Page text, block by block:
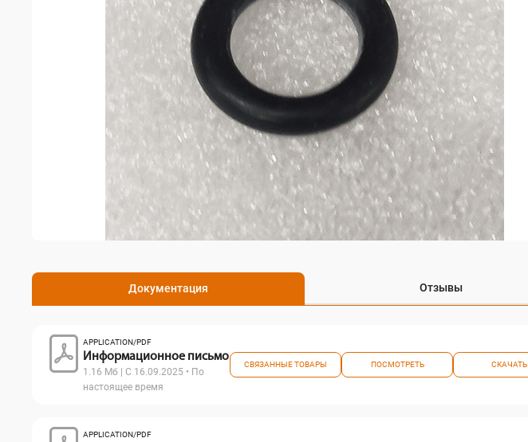
Документация Отзывы
APPLICATION/PDF
Информационное письмо
1.16 Мб | С 16.09.2025 • По
настоящее время
СВЯЗАННЫЕ ТОВАРЫ ПОСМОТРЕТЬ СКАЧАТЬ
APPLICATION/PDF